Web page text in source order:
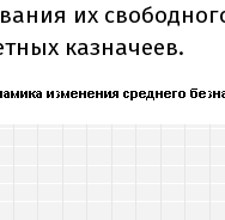
их
казначеев.